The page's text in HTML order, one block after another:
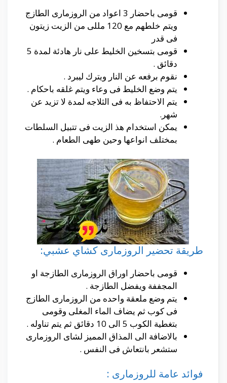
قومى باحضار 3 اعواد من الروزمارى الطازج
ويتم خلطهم مع 120 مللى من الزيت زيتون
فى قدر
قومى بتسخين الخليط على نار هادئة لمدة 5
دقائق .
نقوم برفعه عن النار ويترك ليبرد .
يتم وضع الخليط فى وعاء ويتم غلقه باحكام .
يتم الاحتفاظ به فى الثلاجه لمدة لا تزيد عن
شهر.
يمكن استخدام هذ الزيت فى تتبيل السلطات
بمختلف انواعها وحين طهى الطعام .
طريقة تحضير الروزمارى كشاي عشبي:
قومى باحضار اوراق الروزمارى الطازجة او
المجففة ويفضل الطازجة .
يتم وضع ملعقة واحده من الروزمارى الطازج
فى كوب ثم يضاف الماء المغلى وقومى
بتغطية الكوب 5 الى 10 دقائق ثم يتم تناوله .
بالاضافة الى المذاق المميز لشاى الروزمارى
ستشعر بانتعاش فى النفس .
فوائد عامة للروزمارى :